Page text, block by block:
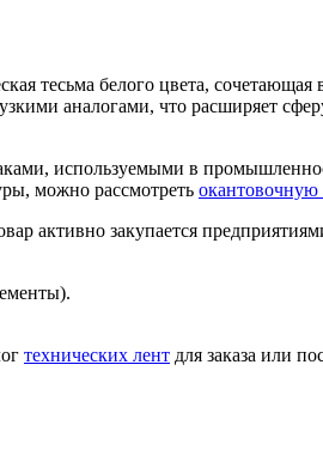
тесьма белого цвета, сочетающая
аналогами, что расширяет
используемыми в
можно рассмотреть окантовочную
активно закупается
технических лент для заказа или